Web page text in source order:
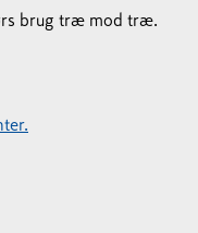
brug træ mod træ.